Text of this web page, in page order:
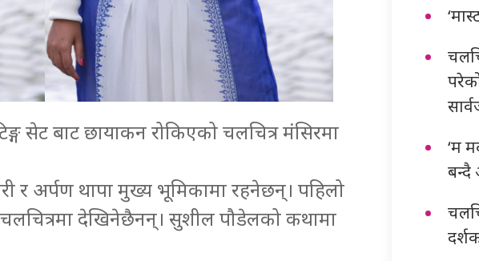
सेट बाट छायाकन रोकिएको चलचित्र मंसिरमा
र अर्पण थापा मुख्य भूमिकामा रहनेछन्। पहिलो
चलचित्रमा देखिनेछैनन्। सुशील पौडेलको कथामा
‘म
बन्दै